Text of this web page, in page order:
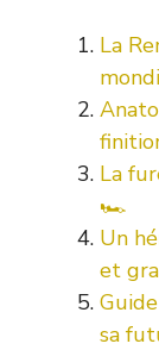
La
La
🏎️
Un
et
sa